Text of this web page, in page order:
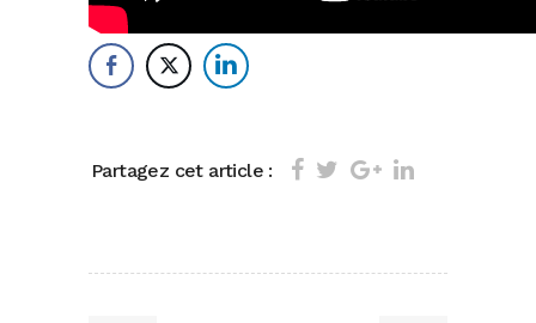
Partagez cet article :